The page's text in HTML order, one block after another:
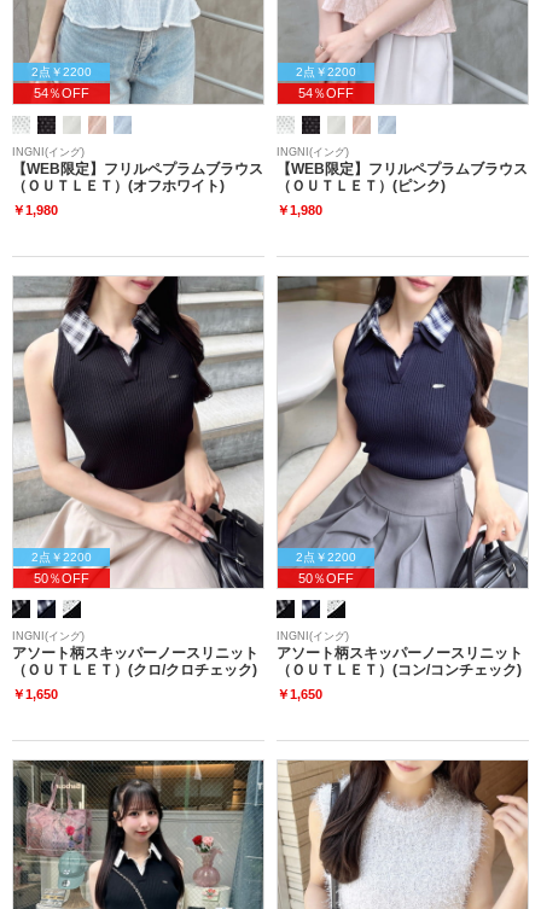
2点￥2200
54％OFF
INGNI(イング)
【WEB限定】フリルペプラムブラウス
（ＯＵＴＬＥＴ）(オフホワイト)
￥1,980
2点￥2200
54％OFF
INGNI(イング)
【WEB限定】フリルペプラムブラウス
（ＯＵＴＬＥＴ）(ピンク)
￥1,980
2点￥2200
50％OFF
INGNI(イング)
アソート柄スキッパーノースリニット
（ＯＵＴＬＥＴ）(クロ/クロチェック)
￥1,650
2点￥2200
50％OFF
INGNI(イング)
アソート柄スキッパーノースリニット
（ＯＵＴＬＥＴ）(コン/コンチェック)
￥1,650